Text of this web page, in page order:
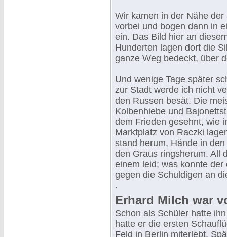
Wir kamen in der Nähe
vorbei und bogen dann in
ein. Das Bild hier an
Hunderten lagen dort die
ganze Weg bedeckt, über
Und wenige Tage später
zur Stadt werde ich nicht
den Russen besät. Die
Kolbenhiebe und
dem Frieden gesehnt, wie
Marktplatz von Raczki
stand herum, Hände in
den Graus ringsherum. All
einem leid; was konnte
gegen die Schuldigen an
.
Erhard Milch war
Schon als Schüler hatte
hatte er die ersten
Feld in Berlin miterlebt.